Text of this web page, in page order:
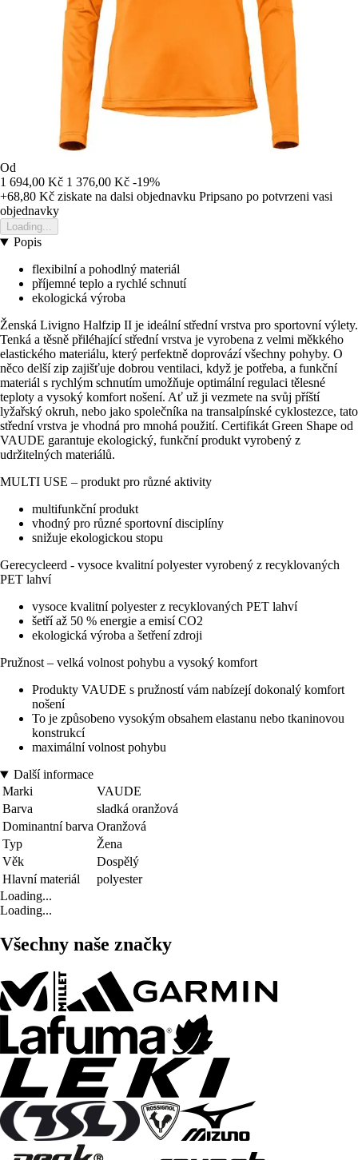
Od
1 694,00 Kč 1 376,00 Kč -19%
+68,80 Kč ziskate na dalsi objednavku Pripsano po potvrzeni vasi
objednavky
Loading...
Popis
flexibilní a pohodlný materiál
příjemné teplo a rychlé schnutí
ekologická výroba
Ženská Livigno Halfzip II je ideální střední vrstva pro sportovní výlety.
Tenká a těsně přiléhající střední vrstva je vyrobena z velmi měkkého
elastického materiálu, který perfektně doprovází všechny pohyby. O
něco delší zip zajišťuje dobrou ventilaci, když je potřeba, a funkční
materiál s rychlým schnutím umožňuje optimální regulaci tělesné
teploty a vysoký komfort nošení. Ať už ji vezmete na svůj příští
lyžařský okruh, nebo jako společníka na transalpínské cyklostezce, tato
střední vrstva je vhodná pro mnohá použití. Certifikát Green Shape od
VAUDE garantuje ekologický, funkční produkt vyrobený z
udržitelných materiálů.
MULTI USE – produkt pro různé aktivity
multifunkční produkt
vhodný pro různé sportovní disciplíny
snižuje ekologickou stopu
Gerecycleerd - vysoce kvalitní polyester vyrobený z recyklovaných
PET lahví
vysoce kvalitní polyester z recyklovaných PET lahví
šetří až 50 % energie a emisí CO2
ekologická výroba a šetření zdroji
Pružnost – velká volnost pohybu a vysoký komfort
Produkty VAUDE s pružností vám nabízejí dokonalý komfort
nošení
To je způsobeno vysokým obsahem elastanu nebo tkaninovou
konstrukcí
maximální volnost pohybu
Další informace
Marki
VAUDE
Barva
sladká oranžová
Dominantní barva Oranžová
Typ
Žena
Věk
Dospělý
Hlavní materiál
polyester
Loading...
Loading...
Všechny naše značky